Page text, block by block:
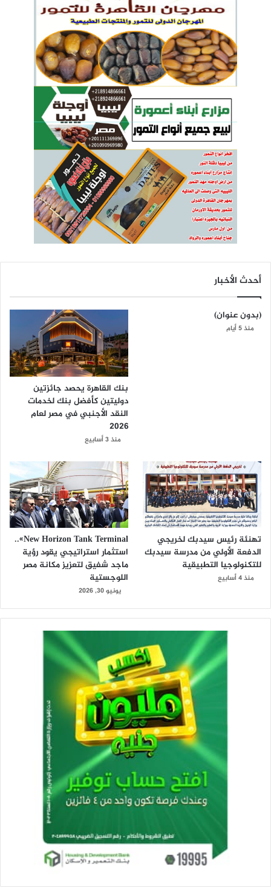
أحدث الأخبار
(بدون عنوان)
منذ 5 أيام
بنك القاهرة يحصد جائزتين
دوليتين كأفضل بنك لخدمات
النقد الأجنبي في مصر لعام
2026
منذ 3 أسابيع
تهنئة رئيس سيدبك لخريجي
الدفعة الأولي من مدرسة سيدبك
للتكنولوجيا التطبيقية
منذ 4 أسابيع
New Horizon Tank Terminal»..
استثمار استراتيجي يقود رؤية
ماجد شفيق لتعزيز مكانة مصر
اللوجستية
يونيو 30, 2026